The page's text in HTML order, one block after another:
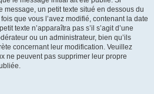
message, un petit texte situé en dessous du
que vous l’avez modifié, contenant la date
texte n’apparaîtra pas s’il s’agit d’une
ou un administrateur, bien qu’ils
concernant leur modification. Veuillez
ne peuvent pas supprimer leur propre